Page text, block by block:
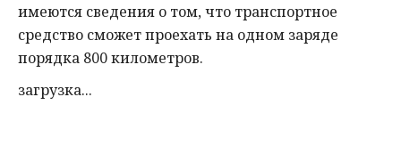
имеются сведения о том, что транспортное
средство сможет проехать на одном заряде
порядка 800 километров.
загрузка...